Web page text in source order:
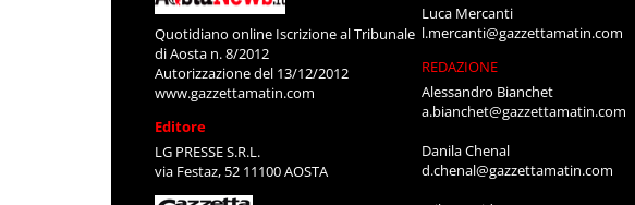
Quotidiano online Iscrizione al Tribunale
di Aosta n. 8/2012
Autorizzazione del 13/12/2012
www.gazzettamatin.com
Editore
LG PRESSE S.R.L.
via Festaz, 52 11100 AOSTA
Luca Mercanti
l.mercanti@gazzettamatin.com
REDAZIONE
Alessandro Bianchet
a.bianchet@gazzettamatin.com
Danila Chenal
d.chenal@gazzettamatin.com